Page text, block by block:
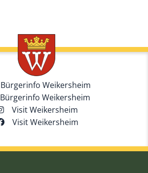
Bürgerinfo Weikersheim
Bürgerinfo Weikersheim
Visit Weikersheim
Visit Weikersheim